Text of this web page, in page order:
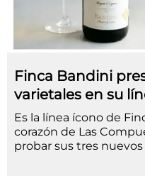
Finca Bandini
varietales en su
Es la línea ícono de
corazón de Las
probar sus tres